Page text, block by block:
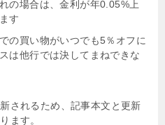
の場合は、金利が年0.05%上
す
の買い物がいつでも5％オフに
は他行では決してまねできな
されるため、記事本文と更新
ます。